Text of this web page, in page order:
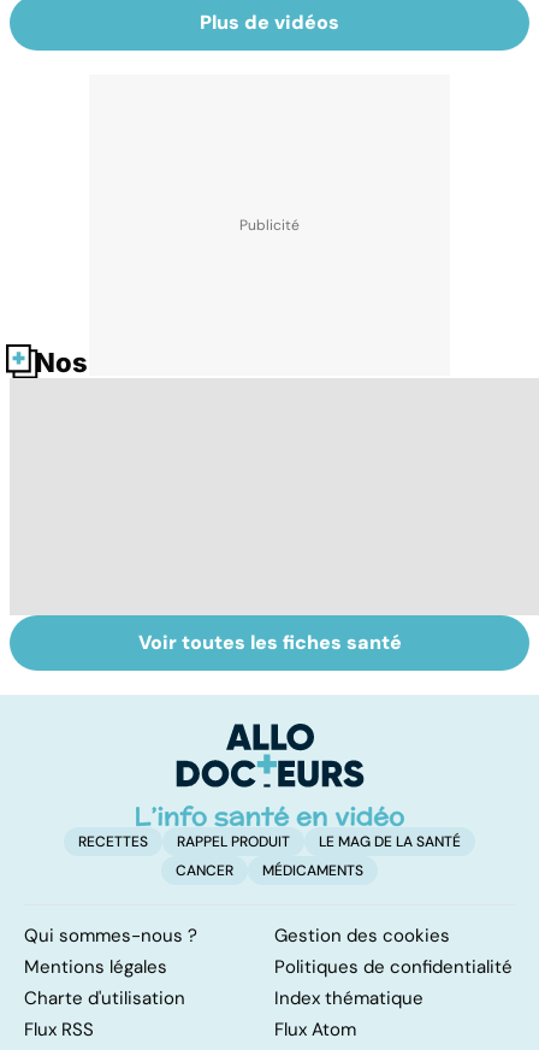
Plus de vidéos
Nos fiches santé
Faire du sport à
domicile, c'est
Don de gamètes :
le pour et le
levée de
l'anonymat
Voir toutes les fiches santé
RECETTES RAPPEL PRODUIT
LE MAG DE LA SANTÉ
CANCER
MÉDICAMENTS
Qui sommes-nous ?
Gestion des cookies
Mentions légales
Politiques de confidentialité
Charte d'utilisation
Index thématique
Flux RSS
Flux Atom